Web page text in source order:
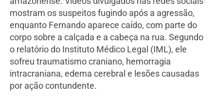
mostram os suspeitos fugindo após a agressão,
enquanto Fernando aparece caído, com parte do
corpo sobre a calçada e a cabeça na rua. Segundo
o relatório do Instituto Médico Legal (IML), ele
sofreu traumatismo craniano, hemorragia
intracraniana, edema cerebral e lesões causadas
por ação contundente.